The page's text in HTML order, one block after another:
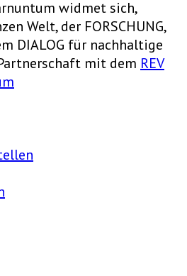
widmet sich,
Welt, der FORSCHUNG,
DIALOG für nachhaltige
mit dem REV